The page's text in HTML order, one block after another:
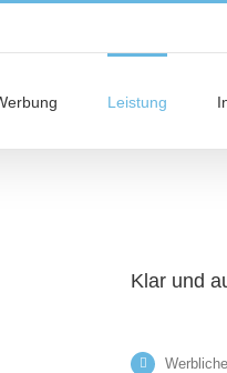
Leistung
Klar und